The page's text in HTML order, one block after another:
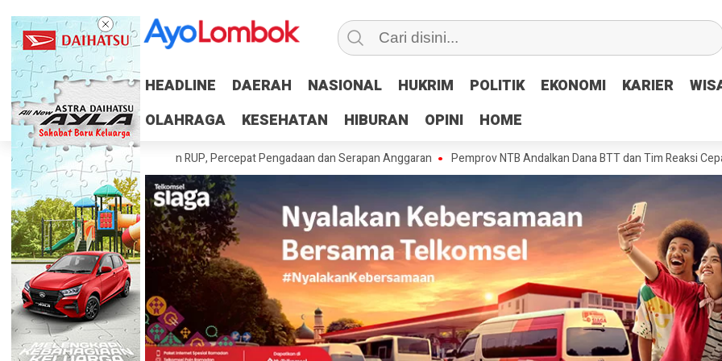
HEADLINE DAERAH NASIONAL HUKRIM POLITIK EKONOMI KARIER
OLAHRAGA
KESEHATAN HIBURAN OPINI HOME
HEADLINE DAERAH NASIONAL HUKRIM POLITIK EKONOMI KARIER
OLAHRAGA
KESEHATAN HIBURAN OPINI HOME
Tuntaskan 100 Persen RUP, Percepat Pengadaan dan Serapan Anggaran Pemprov NTB Andalkan Dana BTT dan Tim Reaksi Cepat Tangani